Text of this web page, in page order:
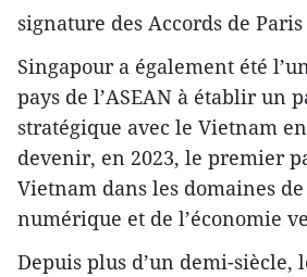
signature des Accords de
Singapour a également été
pays de l’ASEAN à établir un
stratégique avec le Vietnam
devenir, en 2023, le premier
Vietnam dans les domaines de
numérique et de l’économie
Depuis plus d’un demi-siècle,